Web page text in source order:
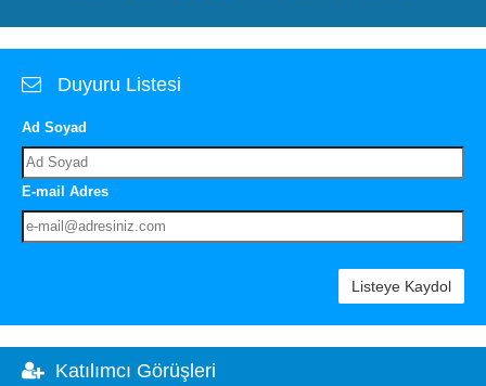
Duyuru Listesi
Ad Soyad
E-mail Adres
Listeye Kaydol
Katılımcı Görüşleri